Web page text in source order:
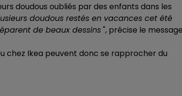
doudous oubliés par des enfants dans les
doudous restés en vacances cet été
de beaux dessins", précise le
chez Ikea peuvent donc se rapprocher du